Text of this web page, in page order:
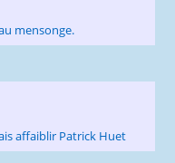
mensonge.